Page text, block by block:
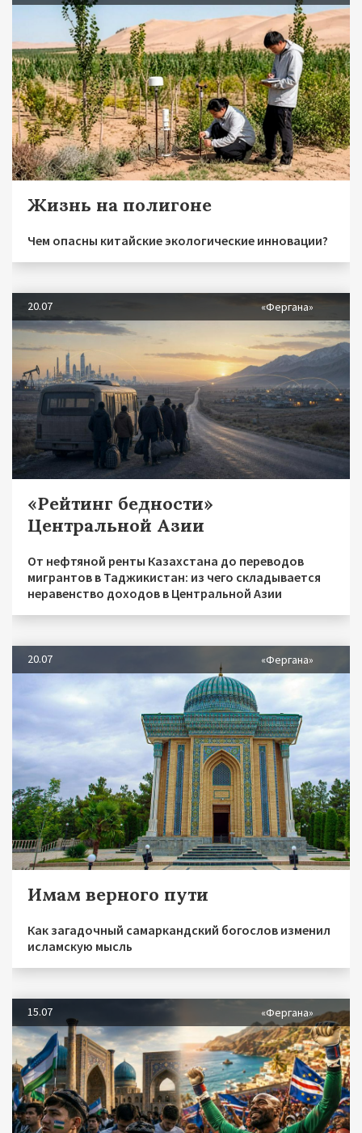
Жизнь на полигоне
Чем опасны китайские экологические инновации?
20.07 «Фергана»
«Рейтинг бедности»
Центральной Азии
От нефтяной ренты Казахстана до переводов
мигрантов в Таджикистан: из чего складывается
неравенство доходов в Центральной Азии
20.07 «Фергана»
Имам верного пути
Как загадочный самаркандский богослов изменил
исламскую мысль
15.07 «Фергана»